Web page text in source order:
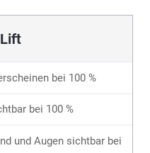
bei 100 %
bei 100 %
und Augen sichtbar bei